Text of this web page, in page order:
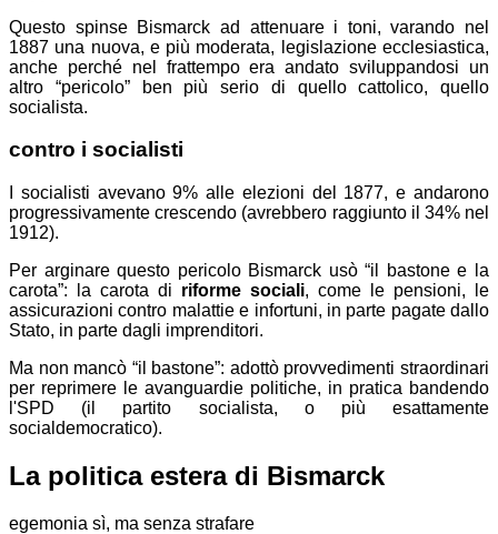
Questo spinse Bismarck ad attenuare i toni, varando nel
1887 una nuova, e più moderata, legislazione ecclesiastica,
anche perché nel frattempo era andato sviluppandosi un
altro “pericolo” ben più serio di quello cattolico, quello
socialista.
contro i socialisti
I socialisti avevano 9% alle elezioni del 1877, e andarono
progressivamente crescendo (avrebbero raggiunto il 34% nel
1912).
Per arginare questo pericolo Bismarck usò “il bastone e la
carota”:
la carota di riforme sociali, come le pensioni, le
assicurazioni contro malattie e infortuni, in parte pagate dallo
Stato, in parte dagli imprenditori.
Ma non mancò “il bastone”: adottò provvedimenti straordinari
per reprimere le avanguardie politiche, in pratica bandendo
l'SPD (il partito socialista, o più esattamente
socialdemocratico).
La politica estera di Bismarck
egemonia sì, ma senza strafare